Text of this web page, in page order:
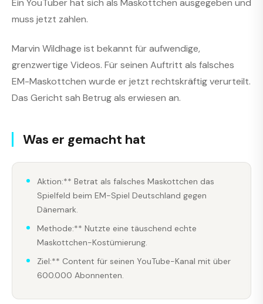
Ein YouTuber hat sich als Maskottchen ausgegeben und
muss jetzt zahlen.
Marvin Wildhage ist bekannt für aufwendige,
grenzwertige Videos. Für seinen Auftritt als falsches
EM-Maskottchen wurde er jetzt rechtskräftig verurteilt.
Das Gericht sah Betrug als erwiesen an.
Was er gemacht hat
Aktion:** Betrat als falsches Maskottchen das
Spielfeld beim EM-Spiel Deutschland gegen
Dänemark.
Methode:** Nutzte eine täuschend echte
Maskottchen-Kostümierung.
Ziel:** Content für seinen YouTube-Kanal mit über
600.000 Abonnenten.